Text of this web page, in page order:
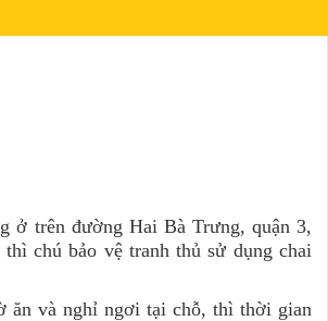
ở trên đường Hai Bà Trưng, quận 3,
chú bảo vệ tranh thủ sử dụng chai
ăn và nghỉ ngơi tại chỗ, thì thời gian